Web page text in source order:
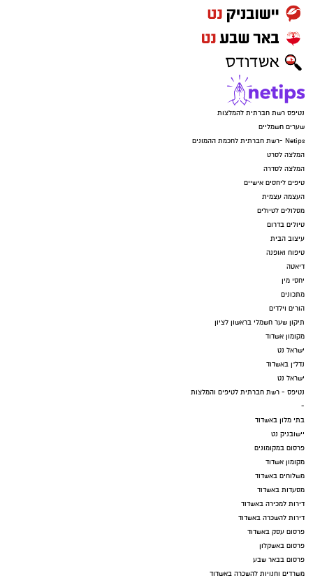
נטיפס רשת חברתית להמלצות
שערים חשמליים
Netips -רשת חברתית לחכמת ההמונים
המלצה לסרט
המלצה לסדרה
טיפים ליחסים אישיים
העצמה עצמית
מסלולים לטיולים
טיולים בדרום
עיצוב הבית
טיפוח ואופנה
דיאטה
יחסי מין
מתכונים
הורים וילדים
תיקון שער חשמלי בראשון לציון
מקומון אשדוד
ישראל נט
נדל"ן באשדוד
ישראל נט
נטיפס - רשת חברתית לטיפים והמלצות
-
בתי מלון באשדוד
יישובניק נט
פרסום במקומונים
מקומון אשדוד
משלוחים באשדוד
מסעדות באשדוד
דירות למכירה באשדוד
דירות להשכרה באשדוד
פרסום עסק באשדוד
פרסום באשקלון
פרסום בבאר שבע
משרדים וחנויות להשכרה באשדוד